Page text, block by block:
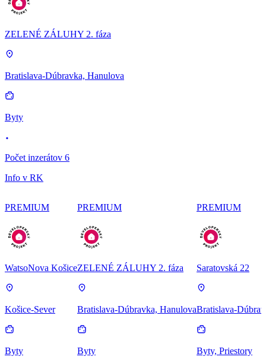
ZELENÉ ZÁLUHY 2. fáza
Bratislava-Dúbravka, Hanulova
Byty
Počet inzerátov 6
Info v RK
PREMIUM
WatsoNova Košice
Košice-Sever
Byty
PREMIUM
ZELENÉ ZÁLUHY 2. fáza
Bratislava-Dúbravka, Hanulova
Byty
PREMIUM
Saratovská 22
Bratislava-
Byty, Priestory